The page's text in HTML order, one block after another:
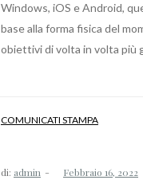
Windows, iOS e Android,
base alla forma fisica del
obiettivi di volta in volta più
COMUNICATI STAMPA
di: admin